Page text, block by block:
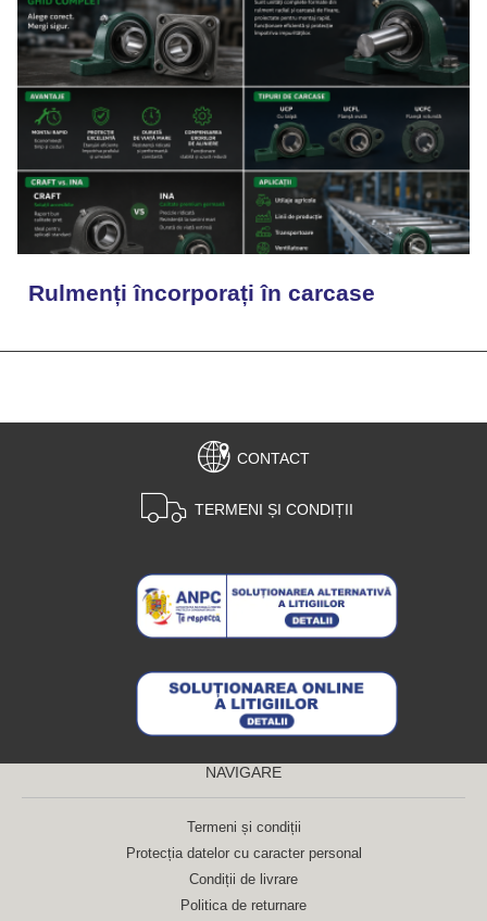
Rulmenți încorporați în carcase
CONTACT
TERMENI ȘI CONDIȚII
NAVIGARE
Termeni și condiții
Protecția datelor cu caracter personal
Condiții de livrare
Politica de returnare